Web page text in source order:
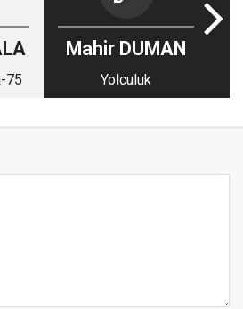
75
Mahir DUMAN
Yol­cu­luk